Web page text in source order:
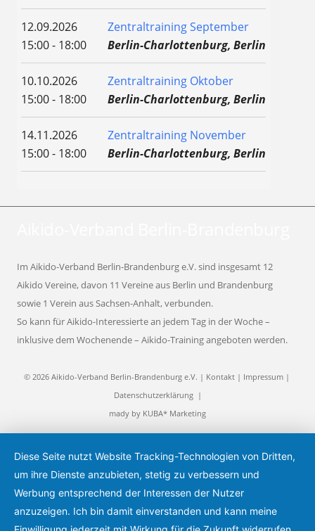
12.09.2026
15:00 - 18:00
Zentraltraining September
Berlin-Charlottenburg, Berlin
10.10.2026
15:00 - 18:00
Zentraltraining Oktober
Berlin-Charlottenburg, Berlin
14.11.2026
15:00 - 18:00
Zentraltraining November
Berlin-Charlottenburg, Berlin
Im Aikido-Verband Berlin-Brandenburg e.V. sind insgesamt 12
Aikido Vereine, davon 11 Vereine aus Berlin und Brandenburg
sowie 1 Verein aus Sachsen-Anhalt, verbunden.
So kann für Aikido-Interessierte an jedem Tag in der Woche –
inklusive dem Wochenende – Aikido-Training angeboten werden.
© 2026 Aikido-Verband Berlin-Brandenburg e.V. | Kontakt| Impressum|
Datenschutzerklärung |
mady by KUBA* Marketing
Diese Seite nutzt Website Tracking-Technologien von Dritten,
um ihre Dienste anzubieten, stetig zu verbessern und
Werbung entsprechend der Interessen der Nutzer
anzuzeigen. Ich bin damit einverstanden und kann meine